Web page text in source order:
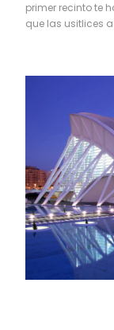
primer recinto te
que las usitlices